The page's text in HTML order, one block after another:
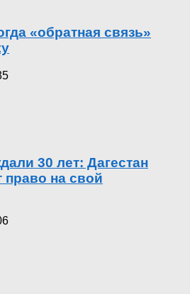
«обратная связь»
30 лет: Дагестан
право на свой